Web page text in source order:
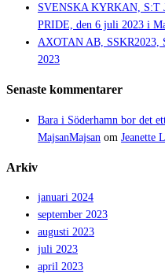
SVENSKA KYRKAN, S:T
PRIDE, den 6 juli 2023 i
AXOTAN AB, SSKR2023,
2023
Senaste kommentarer
Bara i Söderhamn bor det
MajsanMajsan om Jeanette
Arkiv
januari 2024
september 2023
augusti 2023
juli 2023
april 2023